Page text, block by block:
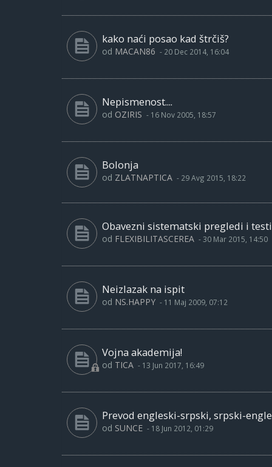
kako naći posao kad štrčiš?
od MACAN86 - 20 Dec 2014, 16:04
Nepismenost....
od OZIRIS - 16 Nov 2005, 18:57
Bolonja
od ZLATNAPTICA - 29 Avg 2015, 18:22
Obavezni sistematski pregledi i
od FLEXIBILITASCEREA - 30 Mar 2015, 14:50
Neizlazak na ispit
od NS.HAPPY - 11 Maj 2009, 07:12
Vojna akademija!
od TICA - 13 Jun 2017, 16:49
Prevod engleski-srpski, srpski-
od SUNCE - 18 Jun 2012, 01:29